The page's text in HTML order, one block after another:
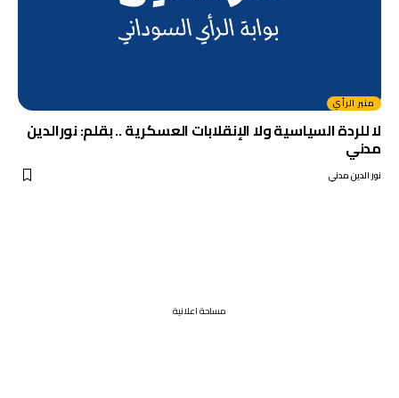
منبر الرأي
لا للردة السياسية ولا الإنقلابات العسكرية .. بقلم: نورالدين
مدني
نور الدين مدني
مساحة اعلانية